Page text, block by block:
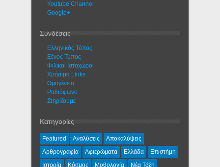
Youtube Channel
Google+
Συνδέσεις
Ελληνικός Τύπος
Ξένος Τύπος
Φιλικοί Ιστοχώροι
Χρήσιμα Links
Ομογένεια
Ραδιόφωνο
Στηρίζουμε
Κατηγορίες
Featured Αναλύσεις
Αποκαλύψεις
Αρθρογραφία
Αφιερώματα Ελλάδα
Επιστήμη
Ιστορία
Κόσμος Μυθολογία Νέα Τάξη